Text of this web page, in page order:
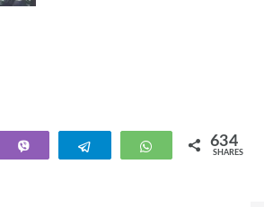
Telegram WhatsApp
634
SHARES